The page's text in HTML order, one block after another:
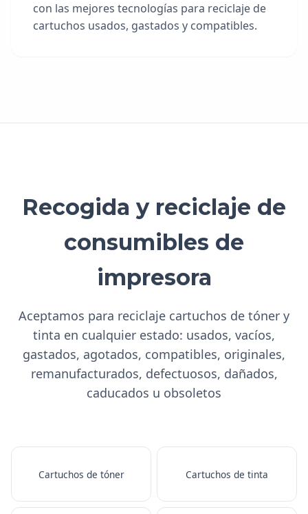
con las mejores tecnologías para reciclaje de
cartuchos usados, gastados y compatibles.
Recogida y reciclaje de
consumibles de
impresora
Aceptamos para reciclaje cartuchos de tóner y
tinta en cualquier estado: usados, vacíos,
gastados, agotados, compatibles, originales,
remanufacturados, defectuosos, dañados,
caducados u obsoletos
Cartuchos de tóner Cartuchos de tinta